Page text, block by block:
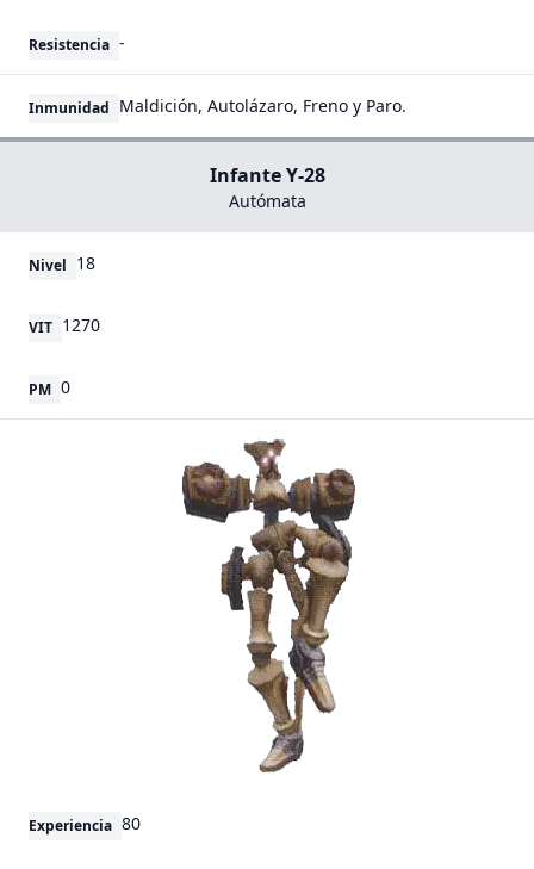
Resistencia -
Inmunidad Maldición, Autolázaro, Freno y Paro.
Infante Y-28
Autómata
Nivel 18
VIT 1270
PM 0
Experiencia 80